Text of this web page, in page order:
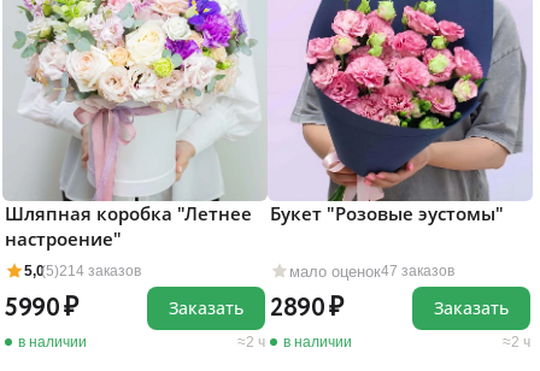
5,0(5)214 заказов
Шляпная коробка "Летнее
настроение"
5990
в наличии 2 ч
Заказать
мало оценок47 заказов
Букет "Розовые эустомы"
2890
в наличии 2 ч
Заказать